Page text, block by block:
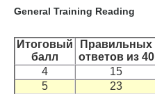
General Training Reading
Итоговый
балл
Правильных
ответов из 40
4
15
5
23